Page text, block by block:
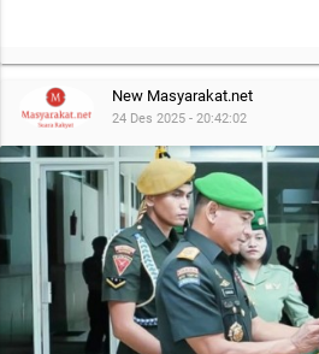
New Masyarakat.net
24 Des 2025 - 20:42:02